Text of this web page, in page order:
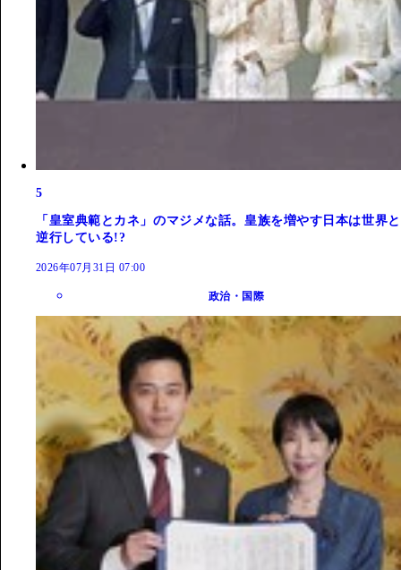
5
「皇室典範とカネ」のマジメな話。皇族を増やす日本は世界と
逆行している!?
2026年07月31日 07:00
政治・国際